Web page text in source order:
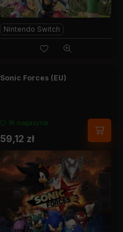
Nintendo Switch
Sonic Forces (EU)
W magazynie
59,12 zł